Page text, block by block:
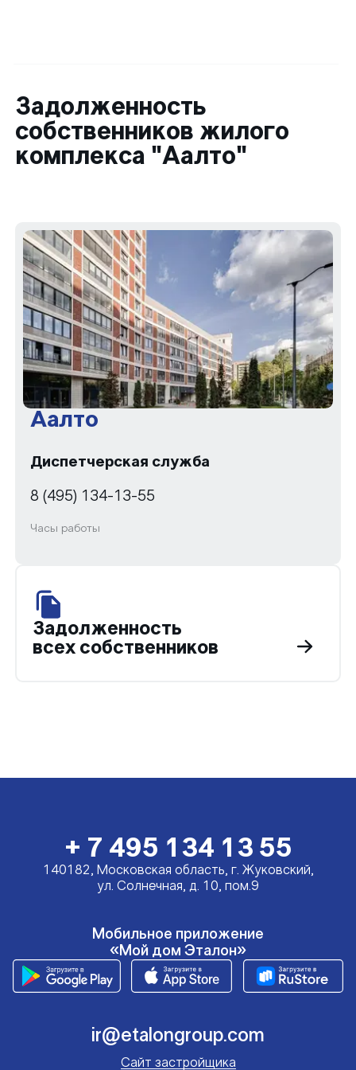
Задолженность
собственников жилого
комплекса "Аалто"
Аалто
Диспетчерская служба
8 (495) 134-13-55
Часы работы
Задолженность
всех собственников
+ 7 495 134 13 55
140182, Московская область, г. Жуковский,
ул. Солнечная, д. 10, пом.9
Мобильное приложение
«Мой дом Эталон»
ir@etalongroup.com
Сайт застройщика